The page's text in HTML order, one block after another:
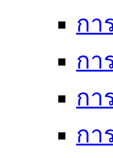
กา
กา
กา
กา